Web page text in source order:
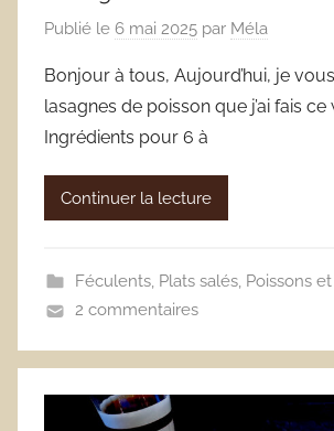
Publié le 6 mai 2025 par Méla
Bonjour à tous, Aujourd’hui, je
lasagnes de poisson que j’ai fais ce
Ingrédients pour 6 à
Continuer la lecture
Féculents, Plats salés, Poissons
2 commentaires